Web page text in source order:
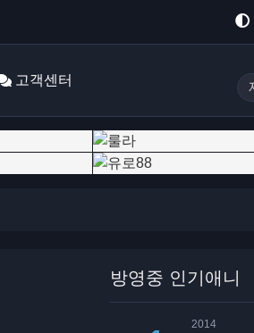
고객센터
방영중 인기애니
2014